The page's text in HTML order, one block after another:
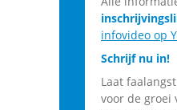
infovideo op
Schrijf nu in!
Laat
voor de groei